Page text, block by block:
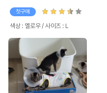
첫구매
색상 : 옐로우 / 사이즈 : L